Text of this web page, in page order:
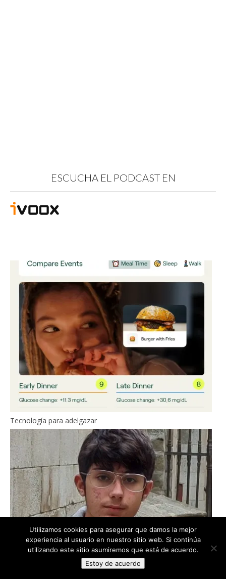
ESCUCHA EL PODCAST EN
Tecnología para adelgazar
Utilizamos cookies para asegurar que damos la mejor
experiencia al usuario en nuestro sitio web. Si continúa
utilizando este sitio asumiremos que está de acuerdo.
Estoy de acuerdo